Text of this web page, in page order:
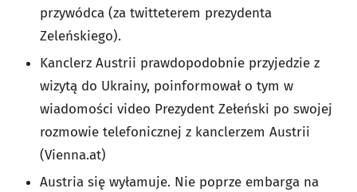
przywódca (za twitteterem prezydenta
Zeleńskiego).
Kanclerz Austrii prawdopodobnie przyjedzie z
wizytą do Ukrainy, poinformował o tym w
wiadomości video Prezydent Zełeński po swojej
rozmowie telefonicznej z kanclerzem Austrii
(Vienna.at)
Austria się wyłamuje. Nie poprze embarga na